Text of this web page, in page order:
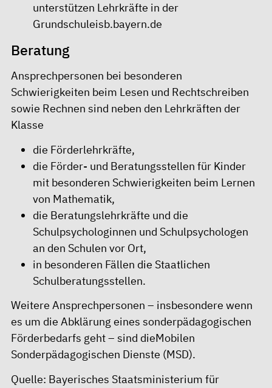
unterstützen Lehrkräfte in der
Grundschuleisb.bayern.de
Beratung
Ansprechpersonen bei besonderen
Schwierigkeiten beim Lesen und Rechtschreiben
sowie Rechnen sind neben den Lehrkräften der
Klasse
die Förderlehrkräfte,
die Förder- und Beratungsstellen für Kinder
mit besonderen Schwierigkeiten beim Lernen
von Mathematik,
die Beratungslehrkräfte und die
Schulpsychologinnen und Schulpsychologen
an den Schulen vor Ort,
in besonderen Fällen die Staatlichen
Schulberatungsstellen.
Weitere Ansprechpersonen – insbesondere wenn
es um die Abklärung eines sonderpädagogischen
Förderbedarfs geht – sind dieMobilen
Sonderpädagogischen Dienste (MSD).
Quelle: Bayerisches Staatsministerium für